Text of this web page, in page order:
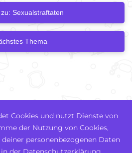
Sexualstraftaten
Thema
Cookies und nutzt Dienste von
der Nutzung von Cookies,
personenbezogenen Daten